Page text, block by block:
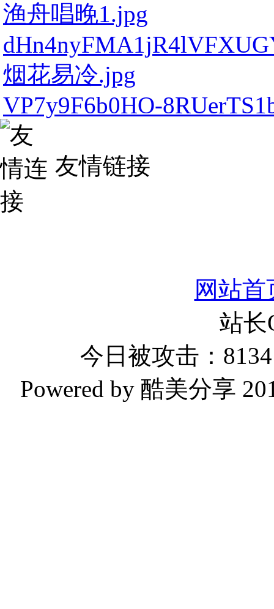
渔舟唱晚1.jpg
烟花易冷.jpg
VP7y9F6b0HO-
友情链接
网站首
站
今日被攻击：
Powered by 酷美分享